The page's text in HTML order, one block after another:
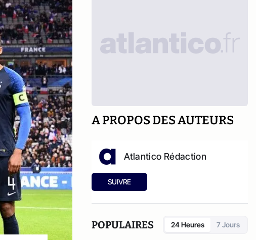
A PROPOS DES AUTEURS
Atlantico Rédaction
SUIVRE
POPULAIRES 24 Heures 7 Jours